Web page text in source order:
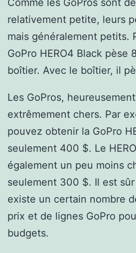
Comme les GoPros sont
relativement petite, leurs
mais généralement petits.
GoPro HERO4 Black pèse
boîtier. Avec le boîtier, il
Les GoPros,
extrêmement chers. Par
pouvez obtenir la GoPro
seulement 400 $. Le
également un peu moins
seulement 300 $. Il est sûr
existe un certain nombre
prix et de lignes GoPro
budgets.